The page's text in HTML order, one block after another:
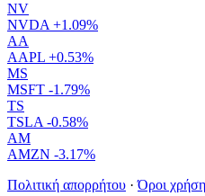
NV
NVDA +1.09%
AA
AAPL +0.53%
MS
MSFT -1.79%
TS
TSLA -0.58%
AM
AMZN -3.17%
Πολιτική απορρήτου · Όροι